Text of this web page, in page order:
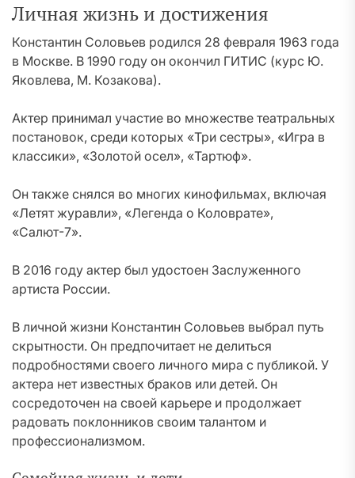
Личная жизнь и достижения
Константин Соловьев родился 28 февраля 1963 года
в Москве. В 1990 году он окончил ГИТИС (курс Ю.
Яковлева, М. Козакова).
Актер принимал участие во множестве театральных
постановок, среди которых «Три сестры», «Игра в
классики», «Золотой осел», «Тартюф».
Он также снялся во многих кинофильмах, включая
«Летят журавли», «Легенда о Коловрате»,
«Салют-7».
В 2016 году актер был удостоен Заслуженного
артиста России.
В личной жизни Константин Соловьев выбрал путь
скрытности. Он предпочитает не делиться
подробностями своего личного мира с публикой. У
актера нет известных браков или детей. Он
сосредоточен на своей карьере и продолжает
радовать поклонников своим талантом и
профессионализмом.